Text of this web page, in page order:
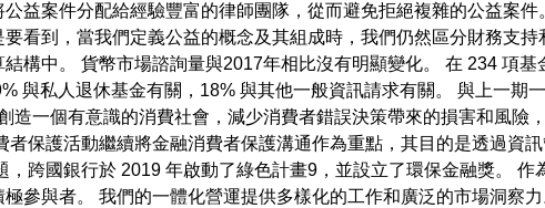
益案件分配給經驗豐富的律師團隊，從而避免拒絕複雜的公益案件
看到，當我們定義公益的概念及其組成時，我們仍然區分財務支
構中。 貨幣市場諮詢量與2017年相比沒有明顯變化。 在 234 項
與私人退休基金有關，18% 與其他一般資訊請求有關。 與上一期
造一個有意識的消費社會，減少消費者錯誤決策帶來的損害和風險
保護活動繼續將金融消費者保護溝通作為重點，其目的是透過資
跨國銀行於 2019 年啟動了綠色計畫9，並設立了環保金融獎。
參與者。 我們的一體化營運提供多樣化的工作和廣泛的市場洞察